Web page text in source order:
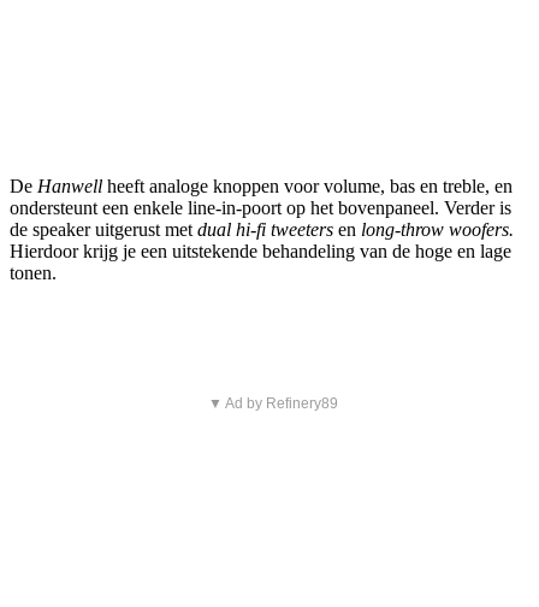
De Hanwell heeft analoge knoppen voor volume, bas en treble, en
ondersteunt een enkele line-in-poort op het bovenpaneel. Verder is
de speaker uitgerust met dual hi-fi tweeters en long-throw woofers.
Hierdoor krijg je een uitstekende behandeling van de hoge en lage
tonen.
▼ Ad by Refinery89